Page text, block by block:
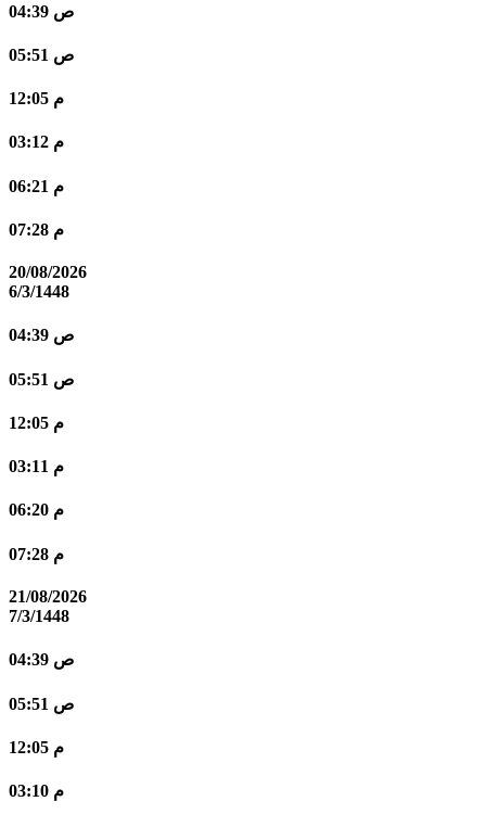
04:39 ص
05:51 ص
12:05 م
03:12 م
06:21 م
07:28 م
20/08/2026
6/3/1448
04:39 ص
05:51 ص
12:05 م
03:11 م
06:20 م
07:28 م
21/08/2026
7/3/1448
04:39 ص
05:51 ص
12:05 م
03:10 م